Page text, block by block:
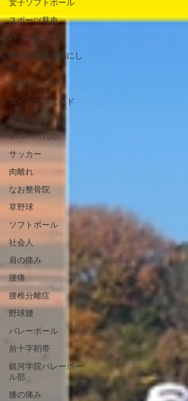
女子ソフトボール
スポーツ貧血
バテやすい
鉄剤注射は安易にし
ない
バッティング
スイングスピード
打撲
SMART TOOL
サッカー
肉離れ
なお整骨院
草野球
ソフトボール
社会人
肩の痛み
腰痛
腰椎分離症
野球腰
バレーボール
前十字靭帯
銀河学院バレーボー
ル部
膝の痛み